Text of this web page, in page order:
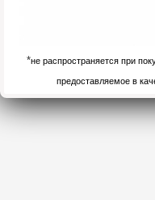
*не распространяется при
предоставляемое в